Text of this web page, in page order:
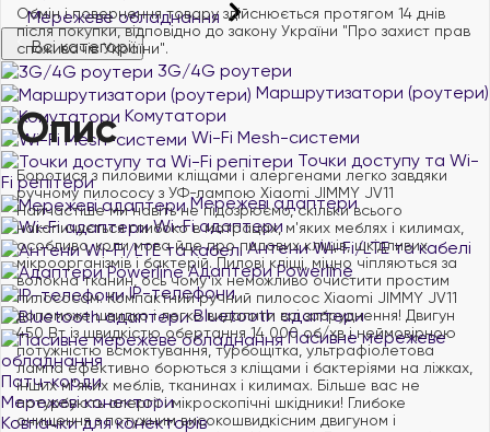
Мережеве обладнання
Всі категорії
3G/4G роутери
Маршрутизатори (роутери)
Комутатори
Wi-Fi Mesh-системи
Точки доступу та Wi-
Fi репітери
Мережеві адаптери
Wi-Fi адаптери
Антени Wi-Fi/LTE та кабелі
Адаптери Powerline
IP-телефони
Bluetooth адаптери
Пасивне мережеве
обладнання
Патч-корди
Мережеві конектори
Ковпачки для конекторів
Обмін і повернення товару здійснюється протягом 14 днів
після покупки, відповідно до закону України "Про захист прав
споживачів України".
Опис
Боротися з пиловими кліщами і алергенами легко завдяки
ручному пилососу з УФ-лампою Xiaomi JIMMY JV11
Найчастіше ми навіть не підозрюємо, скільки всього
накопичується глибоко в матрацах, м'яких меблях і килимах,
особливо, коли мова йде про пилових кліщів, шкідливих
мікроорганізмів і бактерій. Пилові кліщі, міцно чіпляються за
волокна тканин, ось чому їх неможливо очистити простим
пилососом. Компактний ручний пилосос Xiaomi JIMMY JV11
допоможе швидко і легко видалити всі забруднення! Двигун
450 Вт із швидкістю обертання 14 000 об/хв і неймовірною
потужністю всмоктування, турбощітка, ультрафіолетова
лампа ефективно борються з кліщами і бактеріями на ліжках,
інших м"яких меблів, тканинах і килимах. Більше вас не
потурбують алергії і мікроскопічні шкідники! Глибоке
очищення з потужним високошвидкісним двигуном і